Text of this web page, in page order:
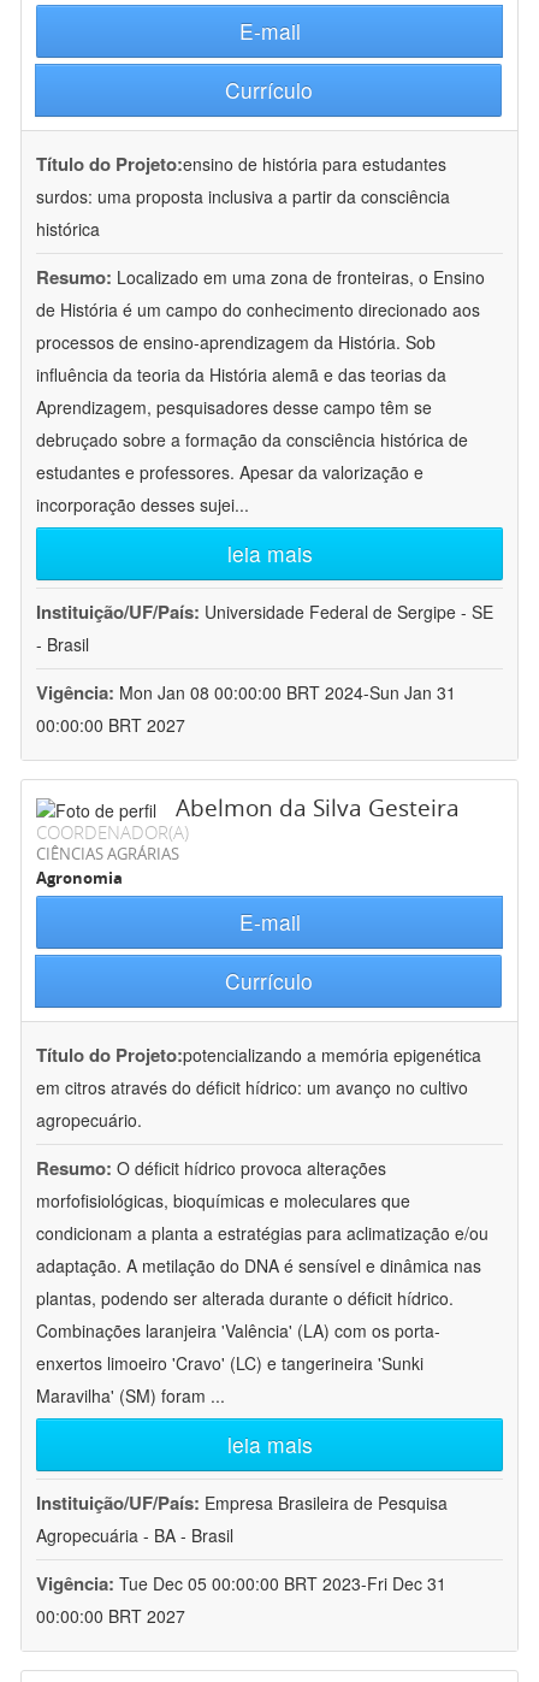
E-mail
Currículo
Título do Projeto:ensino de história para estudantes
surdos: uma proposta inclusiva a partir da consciência
histórica
Resumo: Localizado em uma zona de fronteiras, o Ensino
de História é um campo do conhecimento direcionado aos
processos de ensino-aprendizagem da História. Sob
influência da teoria da História alemã e das teorias da
Aprendizagem, pesquisadores desse campo têm se
debruçado sobre a formação da consciência histórica de
estudantes e professores. Apesar da valorização e
incorporação desses sujei...
leia mais
Instituição/UF/País: Universidade Federal de Sergipe - SE
- Brasil
Vigência: Mon Jan 08 00:00:00 BRT 2024-Sun Jan 31
00:00:00 BRT 2027
Abelmon da Silva Gesteira
COORDENADOR(A)
CIÊNCIAS AGRÁRIAS
Agronomia
E-mail
Currículo
Título do Projeto:potencializando a memória epigenética
em citros através do déficit hídrico: um avanço no cultivo
agropecuário.
Resumo: O déficit hídrico provoca alterações
morfofisiológicas, bioquímicas e moleculares que
condicionam a planta a estratégias para aclimatização e/ou
adaptação. A metilação do DNA é sensível e dinâmica nas
plantas, podendo ser alterada durante o déficit hídrico.
Combinações laranjeira 'Valência' (LA) com os porta-
enxertos limoeiro 'Cravo' (LC) e tangerineira 'Sunki
Maravilha' (SM) foram ...
leia mais
Instituição/UF/País: Empresa Brasileira de Pesquisa
Agropecuária - BA - Brasil
Vigência: Tue Dec 05 00:00:00 BRT 2023-Fri Dec 31
00:00:00 BRT 2027